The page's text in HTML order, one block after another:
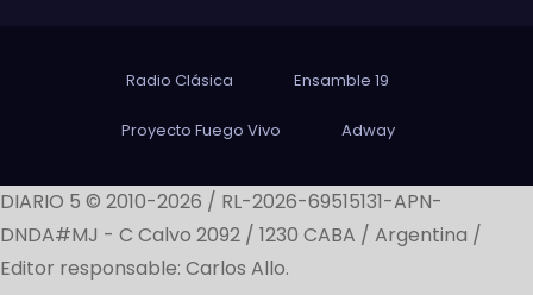
Radio Clásica Ensamble 19
Proyecto Fuego Vivo Adway
DIARIO 5 © 2010-2026 / RL-2026-69515131-APN-
DNDA#MJ - C Calvo 2092 / 1230 CABA / Argentina /
Editor responsable: Carlos Allo.